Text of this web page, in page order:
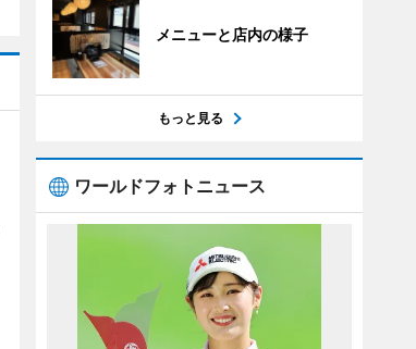
メニューと店内の様子
もっと見る
ワールドフォトニュース